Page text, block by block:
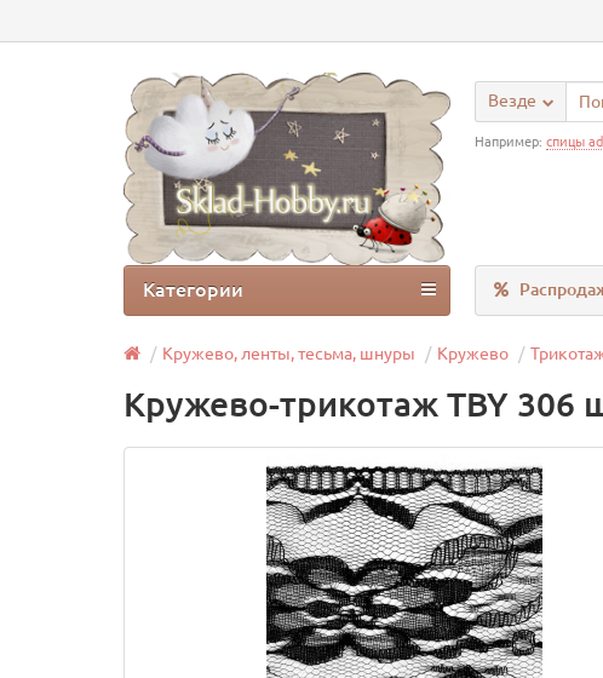
Везде
Например: спицы
Категории
Кружево, ленты, тесьма, шнуры Кружево
Кружево-трикотаж TBY